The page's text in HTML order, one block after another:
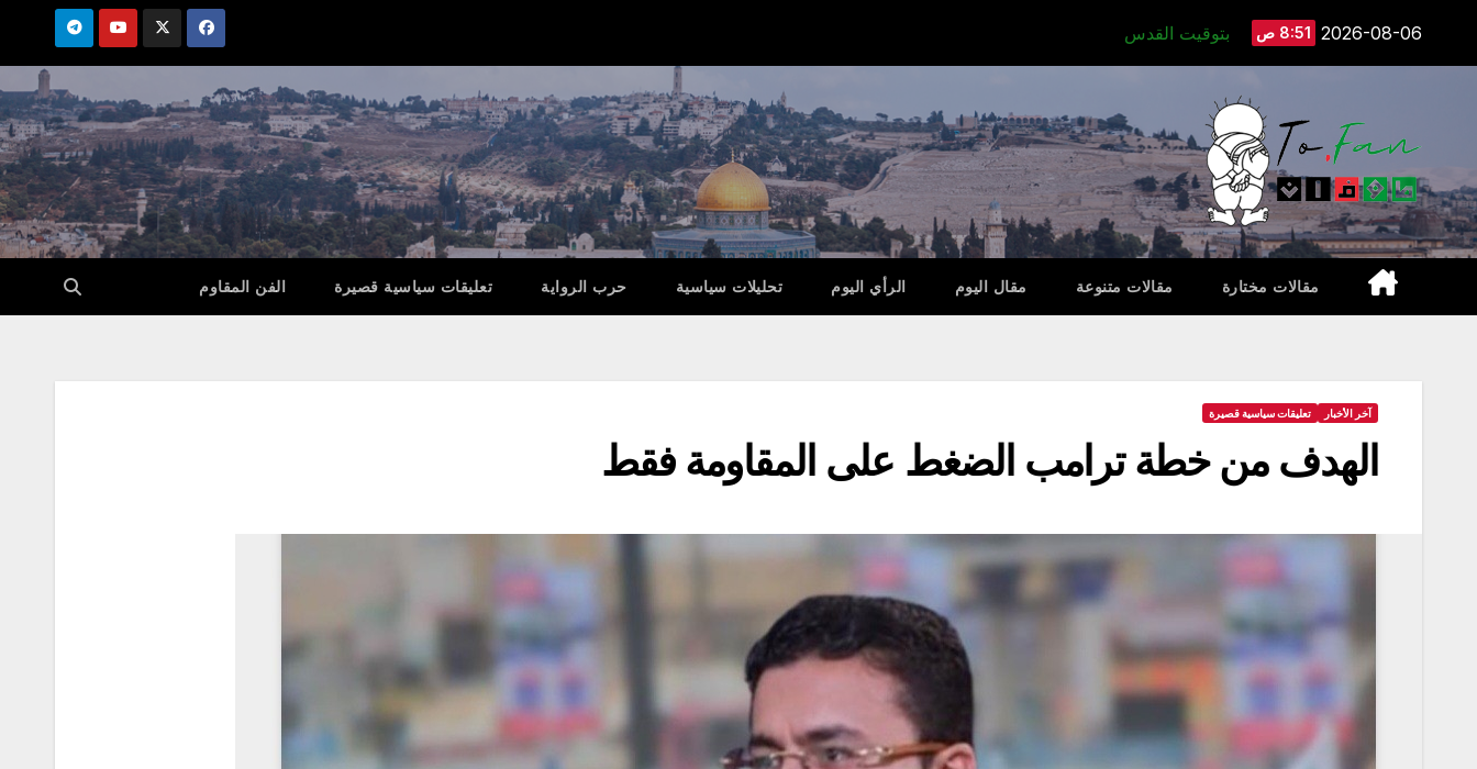
2026-08-06 8:51 ص بتوقيت القدس
مقالات مختارة مقالات متنوعة مقال اليوم الرأي اليوم تحليلات سياسية حرب الرواية تعليقات سياسية قصيرة الفن المقاوم
آخر الأخبار تعليقات سياسية قصيرة
الهدف من خطة ترامب الضغط على المقاومة فقط